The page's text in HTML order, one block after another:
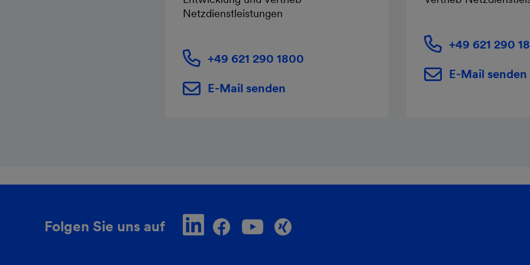
Netzdienstleistungen
+49 621 290 1800
E-Mail senden
+49 621 290
E-Mail senden
Folgen Sie uns auf